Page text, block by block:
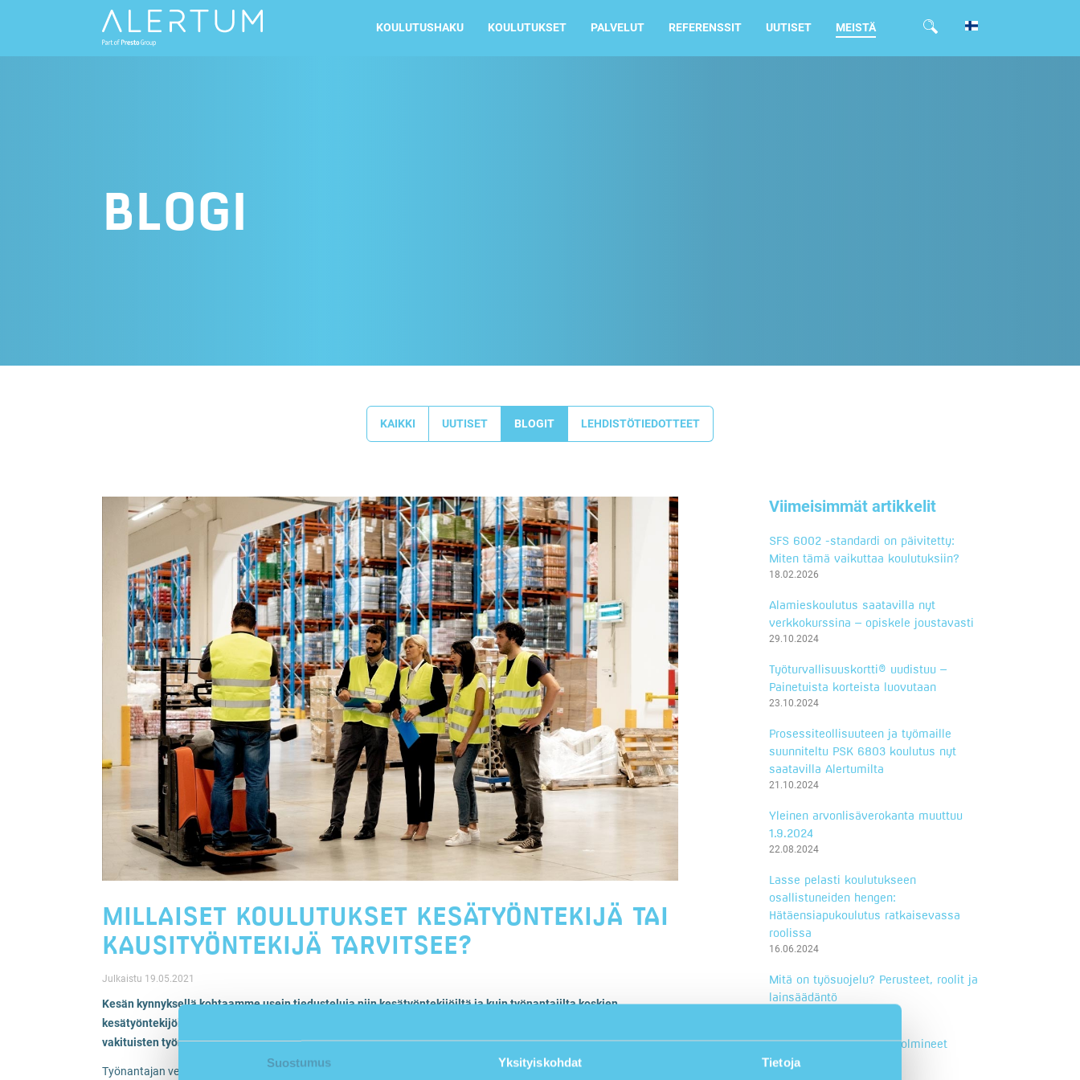
Suostumus Yksityiskohdat Tietoja
KOULUTUSHAKU KOULUTUKSET PALVELUT REFERENSSIT UUTISET MEISTÄ
BLOGI
KAIKKI UUTISET BLOGIT LEHDISTÖTIEDOTTEET
MILLAISET KOULUTUKSET KESÄTYÖNTEKIJÄ TAI
KAUSITYÖNTEKIJÄ TARVITSEE?
Julkaistu 19.05.2021
Kesän kynnyksellä kohtaamme usein tiedusteluja niin kesätyöntekijöiltä ja kuin työnantajilta koskien
kesätyöntekijöiden pätevyyksiä. Pääsääntöisesti työtehtäviin liittyvät pätevyysvaatimukset koskevat
vakituisten työntekijöiden lisäksi myös kesätyöntekijöitä.
Työnantajan velvollisuutena on perehdyttää työntekijä työtehtävän lisäksi myös työturvallisuuteen. Perehdytyksen
Viimeisimmät artikkelit
SFS 6002 -standardi on päivitetty:
Miten tämä vaikuttaa koulutuksiin?
18.02.2026
Alamieskoulutus saatavilla nyt
verkkokurssina – opiskele joustavasti
29.10.2024
Työturvallisuuskortti® uudistuu –
Painetuista korteista luovutaan
23.10.2024
Prosessiteollisuuteen ja työmaille
suunniteltu PSK 6803 koulutus nyt
saatavilla Alertumilta
21.10.2024
Yleinen arvonlisäverokanta muuttuu
1.9.2024
22.08.2024
Lasse pelasti koulutukseen
osallistuneiden hengen:
Hätäensiapukoulutus ratkaisevassa
roolissa
16.06.2024
Mitä on työsuojelu? Perusteet, roolit ja
lainsäädäntö
Cramo ja Alertum ovat solmineet
koulutuskumppanuuden